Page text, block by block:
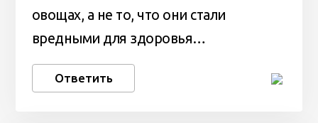
овощах, а не то, что они стали
вредными для здоровья…
Ответить